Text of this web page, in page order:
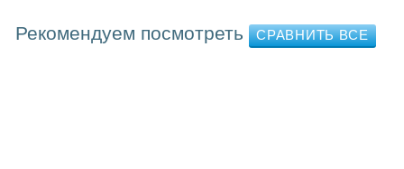
Рекомендуем посмотреть